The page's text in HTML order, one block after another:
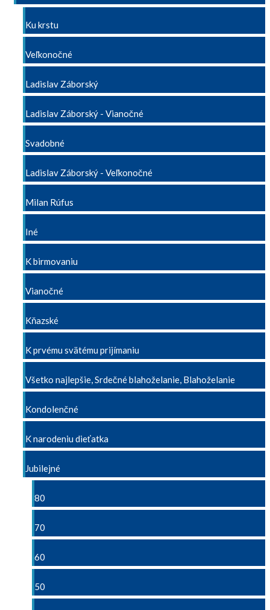
Ku krstu
Veľkonočné
Ladislav Záborský
Ladislav Záborský - Vianočné
Svadobné
Ladislav Záborský - Veľkonočné
Milan Rúfus
Iné
K birmovaniu
Vianočné
Kňazské
K prvému svätému prijímaniu
Všetko najlepšie, Srdečné blahoželanie, Blahoželanie
Kondolenčné
K narodeniu dieťatka
Jubilejné
80
70
60
50